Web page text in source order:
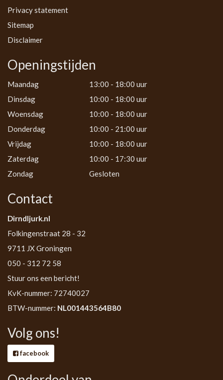
Privacy statement
Sitemap
Disclaimer
Openingstijden
Maandag
13:00 - 18:00 uur
Dinsdag
10:00 - 18:00 uur
Woensdag
10:00 - 18:00 uur
Donderdag
10:00 - 21:00 uur
Vrijdag
10:00 - 18:00 uur
Zaterdag
10:00 - 17:30 uur
Zondag
Gesloten
Contact
Dirndljurk.nl
Folkingenstraat 28 - 32
9711 JX Groningen
050 - 312 72 58
Stuur ons een bericht!
KvK-nummer: 72740027
BTW-nummer: NL001443564B80
Volg ons!
facebook